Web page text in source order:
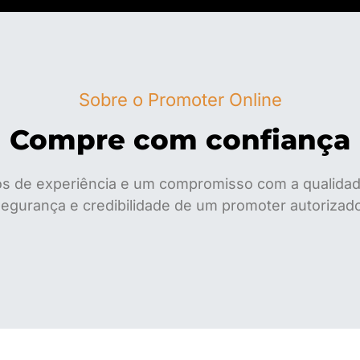
Sobre o Promoter Online
Compre com confiança
de experiência e um compromisso com a
e credibilidade de um promoter